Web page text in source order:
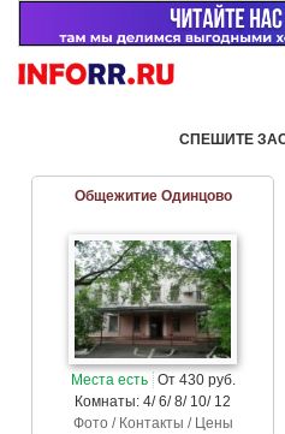
СПЕШИТЕ
Общежитие Одинцово
Места есть От 430 руб.
Комнаты: 4/ 6/ 8/ 10/ 12
Фото / Контакты / Цены